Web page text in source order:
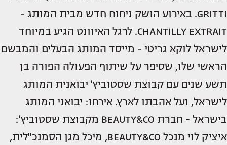
GRITTI. באירוע הושק ניחוח חדש מבית המותג -
CHANTILLY EXTRAIT. לרגל האיוונט הגיע במיוחד
לישראל לוקא גריטי - מייסד המותג הבעלים והמבשם
הראשי שלו, שסיפר על שיתוף הפעולה הפורה בן
תשע שנים עם קבוצת שסטוביץ' יבואנית המותג
לישראל, ועל אהבתו לארץ. אירחו: יבואני המותג
בישראל - חברת BEAUTY&CO מקבוצת שסטוביץ':
איציק לוי מנכל BEAUTY&CO, מיכל מגן הסמנכ"לית,